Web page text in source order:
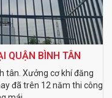
QUẬN BÌNH TÂN
tân. Xưởng cơ khí đăng
đã trên 12 năm thi công